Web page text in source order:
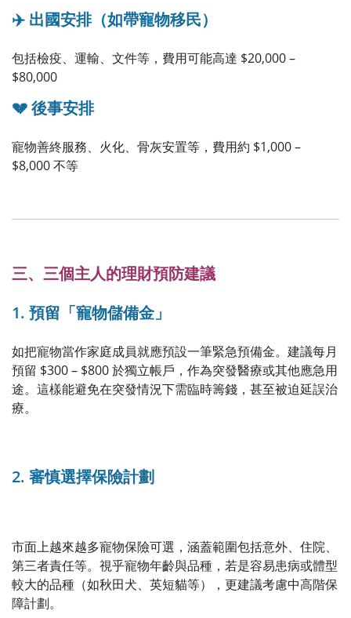
✈️ 出國安排（如帶寵物移民）
包括檢疫、運輸、文件等，費用可能高達 $20,000–
$80,000
💔後事安排
寵物善終服務、火化、骨灰安置等，費用約 $1,000 –
$8,000 不等
三、三個主人的理財預防建議
1. 預留「寵物儲備金」
如把寵物當作家庭成員就應預設一筆緊急預備金。建議每月
預留 $300 – $800 於獨立帳戶，作為突發醫療或其他應急用
途。這樣能避免在突發情況下需臨時籌錢，甚至被迫延誤治
療。
2. 審慎選擇保險計劃
市面上越來越多寵物保險可選，涵蓋範圍包括意外、住院、
第三者責任等。視乎寵物年齡與品種，若是容易患病或體型
較大的品種（如秋田犬、英短貓等），更建議考慮中高階保
障計劃。